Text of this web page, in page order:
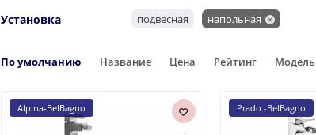
Установка подвесная напольная
По умолчанию Название Цена Рейтинг Модель
Alpina-BelBagno Prado -BelBagno